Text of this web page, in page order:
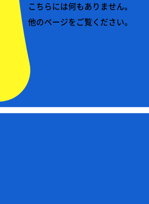
こちらには何もありません。
他のページをご覧ください。